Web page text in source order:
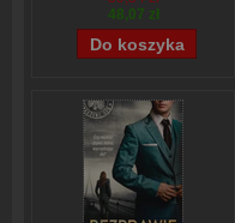
48,07 zł